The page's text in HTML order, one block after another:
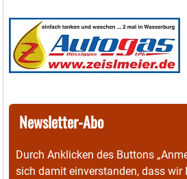
Newsletter-Abo
Durch Anklicken des Buttons
sich damit einverstanden, dass wir